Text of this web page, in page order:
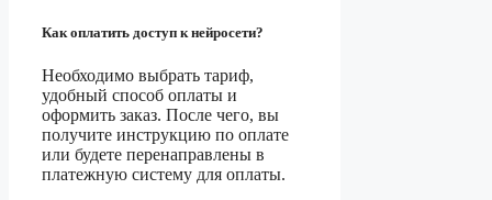
Как оплатить доступ к нейросети?
Необходимо выбрать тариф,
удобный способ оплаты и
оформить заказ. После чего, вы
получите инструкцию по оплате
или будете перенаправлены в
платежную систему для оплаты.